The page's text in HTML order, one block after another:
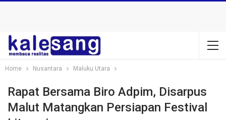
Home Nusantara Maluku Utara
Rapat Bersama Biro Adpim, Disarpus
Malut Matangkan Persiapan Festival